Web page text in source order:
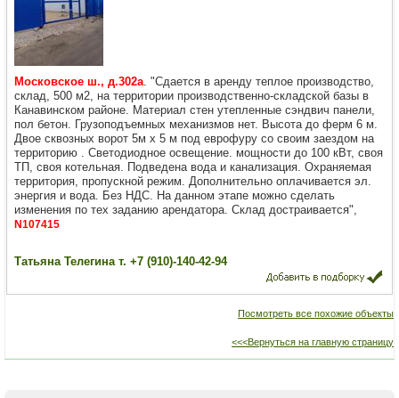
Московское ш., д.302а. "Сдается в аренду теплое производство,
склад, 500 м2, на территории производственно-складской базы в
Канавинском районе. Материал стен утепленные сэндвич панели,
пол бетон. Грузоподъемных механизмов нет. Высота до ферм 6 м.
Двое сквозных ворот 5м х 5 м под еврофуру со своим заездом на
территорию . Светодиодное освещение. мощности до 100 кВт, своя
ТП, своя котельная. Подведена вода и канализация. Охраняемая
территория, пропускной режим. Дополнительно оплачивается эл.
энергия и вода. Без НДС. На данном этапе можно сделать
изменения по тех заданию арендатора. Склад достраивается",
N107415
Татьяна Телегина т. +7 (910)-140-42-94
Посмотреть все похожие объекты
<<<Вернуться на главную страницу